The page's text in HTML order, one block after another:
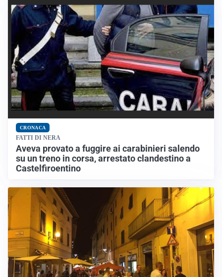
CRONACA
FATTI DI NERA
Aveva provato a fuggire ai carabinieri salendo
su un treno in corsa, arrestato clandestino a
Castelfiroentino